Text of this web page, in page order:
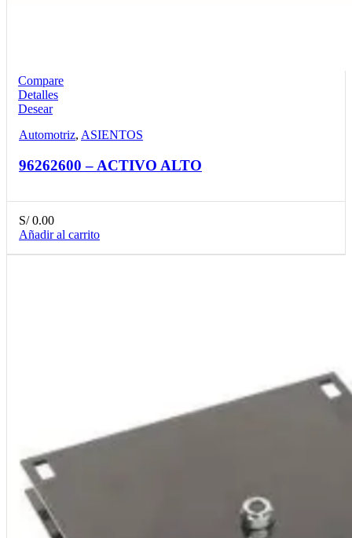
Compare
Detalles
Desear
Automotriz, ASIENTOS
96262600 – ACTIVO ALTO
S/0.00
Añadir al carrito